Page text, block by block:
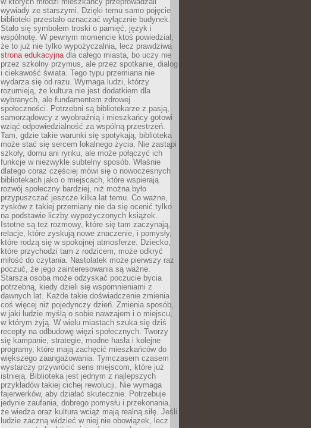
wywiady ze starszymi. Dzięki temu samo pojęcie
biblioteki przestało oznaczać wyłącznie budynek.
Stało się symbolem troski o pamięć, język i
wspólnotę. W pewnym momencie ktoś powiedział,
że to już nie tylko wypożyczalnia, lecz prawdziwa
strona edukacyjnadla całego miasta, bo uczy nie
przez szkolny przymus, ale przez spotkanie, dialog
i ciekawość świata. Tego typu przemiana nie
wydarza się od razu. Wymaga ludzi, którzy
rozumieją, że kultura nie jest dodatkiem dla
wybranych, ale fundamentem zdrowej
społeczności. Potrzebni są bibliotekarze z pasją,
samorządowcy z wyobraźnią i mieszkańcy gotowi
wziąć odpowiedzialność za wspólną przestrzeń.
Tam, gdzie takie warunki się spotykają, biblioteka
może stać się sercem lokalnego życia. Nie zastąpi
szkoły, domu ani rynku, ale może połączyć ich
funkcje w niezwykle subtelny sposób. Właśnie
dlatego coraz częściej mówi się o nowoczesnych
bibliotekach jako o miejscach, które wspierają
rozwój społeczny bardziej, niż można było
przypuszczać jeszcze kilka lat temu. Co ważne,
zysków z takiej przemiany nie da się ocenić tylko
na podstawie liczby wypożyczonych książek.
Istotne są też rozmowy, które się tam zaczynają,
relacje, które zyskują nowe znaczenie, i pomysły,
które rodzą się w spokojnej atmosferze. Dziecko,
które przychodzi tam z rodzicem, może odkryć
miłość do czytania. Nastolatek może pierwszy raz
poczuć, że jego zainteresowania są ważne.
Starsza osoba może odzyskać poczucie bycia
potrzebną, kiedy dzieli się wspomnieniami z
dawnych lat. Każde takie doświadczenie zmienia
coś więcej niż pojedynczy dzień. Zmienia sposób,
w jaki ludzie myślą o sobie nawzajem i o miejscu,
w którym żyją. W wielu miastach szuka się dziś
recepty na odbudowę więzi społecznych. Tworzy
się kampanie, strategie, modne hasła i kolejne
programy, które mają zachęcić mieszkańców do
większego zaangażowania. Tymczasem czasem
wystarczy przywrócić sens miejscom, które już
istnieją. Biblioteka jest jednym z najlepszych
przykładów takiej cichej rewolucji. Nie wymaga
fajerwerków, aby działać skutecznie. Potrzebuje
jedynie zaufania, dobrego pomysłu i przekonania,
że wiedza oraz kultura wciąż mają realną siłę. Jeśli
ludzie zaczną widzieć w niej nie obowiązek, lecz